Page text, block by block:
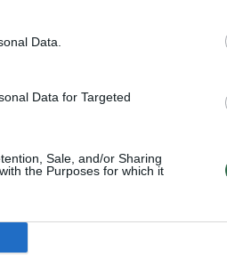
Data.
Data for Targeted
Sale, and/or Sharing
the Purposes for which it
Čempionų lygos